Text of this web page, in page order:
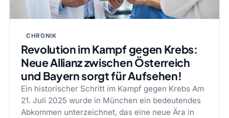
CHRONIK
Revolution im Kampf gegen Krebs:
Neue Allianz zwischen Österreich
und Bayern sorgt für Aufsehen!
Ein historischer Schritt im Kampf gegen Krebs Am
21. Juli 2025 wurde in München ein bedeutendes
Abkommen unterzeichnet, das eine neue Ära in